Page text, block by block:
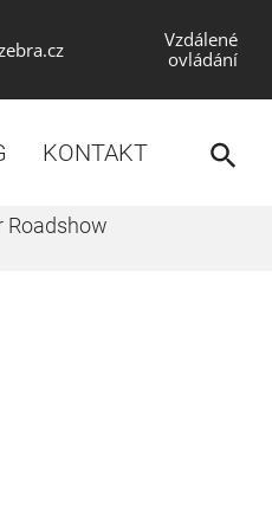
Vzdálené
ovládání
KONTAKT
Roadshow